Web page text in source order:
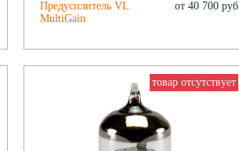
Предусилитель VL
MultiGain
от 40 700 руб
товар отсутствует